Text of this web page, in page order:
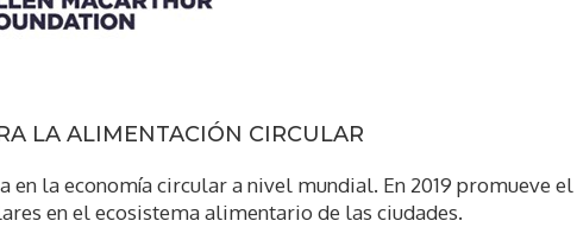
LA ALIMENTACIÓN CIRCULAR
la economía circular a nivel mundial. En 2019 promueve
en el ecosistema alimentario de las ciudades.